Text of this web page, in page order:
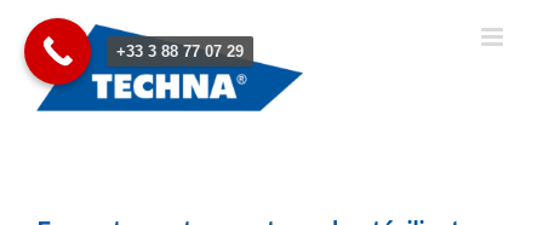
contenu
+33 3 88 77 07 29